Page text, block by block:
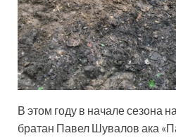
В этом году в начале сезона
братан Павел Шувалов ака